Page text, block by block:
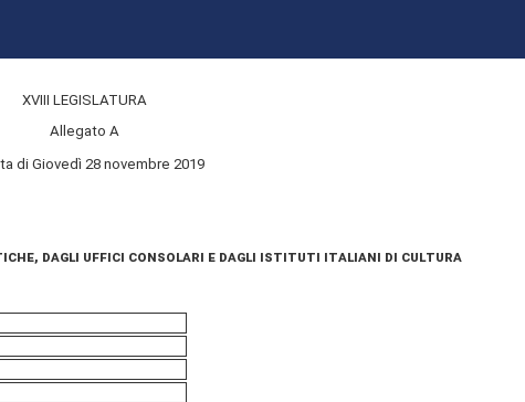
XVIII LEGISLATURA
Allegato A
di Giovedì 28 novembre 2019
dagli uffici consolari e dagli istituti italiani di cultura